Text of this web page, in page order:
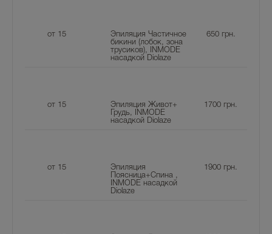
от 15
Эпиляция Частичное
бикини (лобок, зона
трусиков), INMODE
насадкой Diolaze
650грн.
от 15
Эпиляция Живот+
Грудь, INMODE
насадкой Diolaze
1700 грн.
от 15
Эпиляция
Поясница+Спина ,
INMODE насадкой
Diolaze
1900 грн.